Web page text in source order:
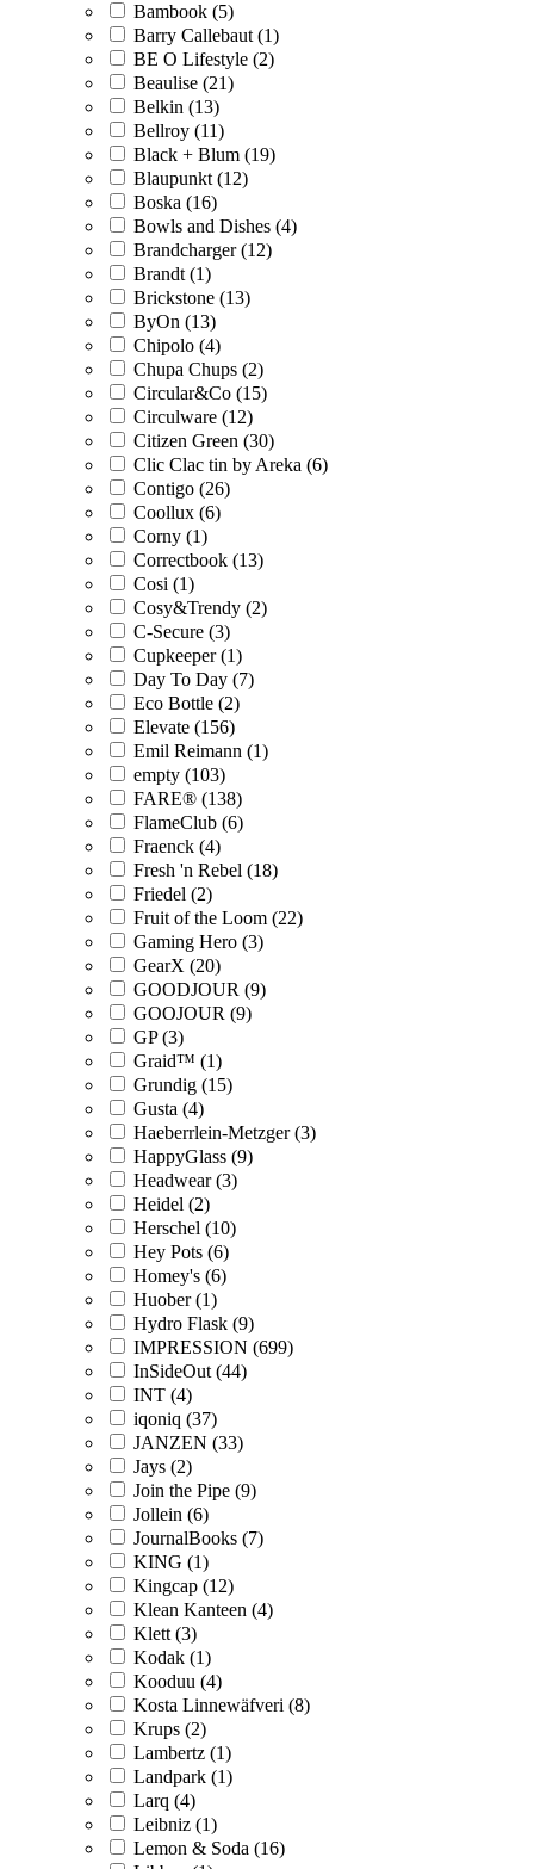
Bambook (5)
Barry Callebaut (1)
BE O Lifestyle (2)
Beaulise (21)
Belkin (13)
Bellroy (11)
Black + Blum (19)
Blaupunkt (12)
Boska (16)
Bowls and Dishes (4)
Brandcharger (12)
Brandt (1)
Brickstone (13)
ByOn (13)
Chipolo (4)
Chupa Chups (2)
Circular&Co (15)
Circulware (12)
Citizen Green (30)
Clic Clac tin by Areka (6)
Contigo (26)
Coollux (6)
Corny (1)
Correctbook (13)
Cosi (1)
Cosy&Trendy (2)
C-Secure (3)
Cupkeeper (1)
Day To Day (7)
Eco Bottle (2)
Elevate (156)
Emil Reimann (1)
empty (103)
FARE® (138)
FlameClub (6)
Fraenck (4)
Fresh 'n Rebel (18)
Friedel (2)
Fruit of the Loom (22)
Gaming Hero (3)
GearX (20)
GOODJOUR (9)
GOOJOUR (9)
GP (3)
Graid™ (1)
Grundig (15)
Gusta (4)
Haeberrlein-Metzger (3)
HappyGlass (9)
Headwear (3)
Heidel (2)
Herschel (10)
Hey Pots (6)
Homey's (6)
Huober (1)
Hydro Flask (9)
IMPRESSION (699)
InSideOut (44)
INT (4)
iqoniq (37)
JANZEN (33)
Jays (2)
Join the Pipe (9)
Jollein (6)
JournalBooks (7)
KING (1)
Kingcap (12)
Klean Kanteen (4)
Klett (3)
Kodak (1)
Kooduu (4)
Kosta Linnewäfveri (8)
Krups (2)
Lambertz (1)
Landpark (1)
Larq (4)
Leibniz (1)
Lemon & Soda (16)